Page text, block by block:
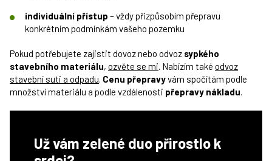
individuální přístup – vždy přizpůsobím přepravu
konkrétním podmínkám vašeho pozemku
Pokud potřebujete zajistit dovoz nebo odvoz sypkého
stavebního materiálu, ozvěte se mi. Nabízím také odvoz
stavební suti a odpadu. Cenu přepravyvám spočítám podle
množství materiálu a podle vzdálenosti přepravy nákladu.
Už vám zelené duo přirostlo k